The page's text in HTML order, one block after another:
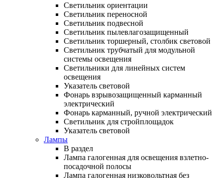
Светильник ориентации
Светильник переносной
Светильник подвесной
Светильник пылевлагозащищенный
Светильник торшерный, столбик световой
Светильник трубчатый для модульной
системы освещения
Светильники для линейных систем
освещения
Указатель световой
Фонарь взрывозащищенный карманный
электрический
Фонарь карманный, ручной электрический
Светильник для стройплощадок
Указатель световой
Лампы
В раздел
Лампа галогенная для освещения взлетно-
посадочной полосы
Лампа галогенная низковольтная без